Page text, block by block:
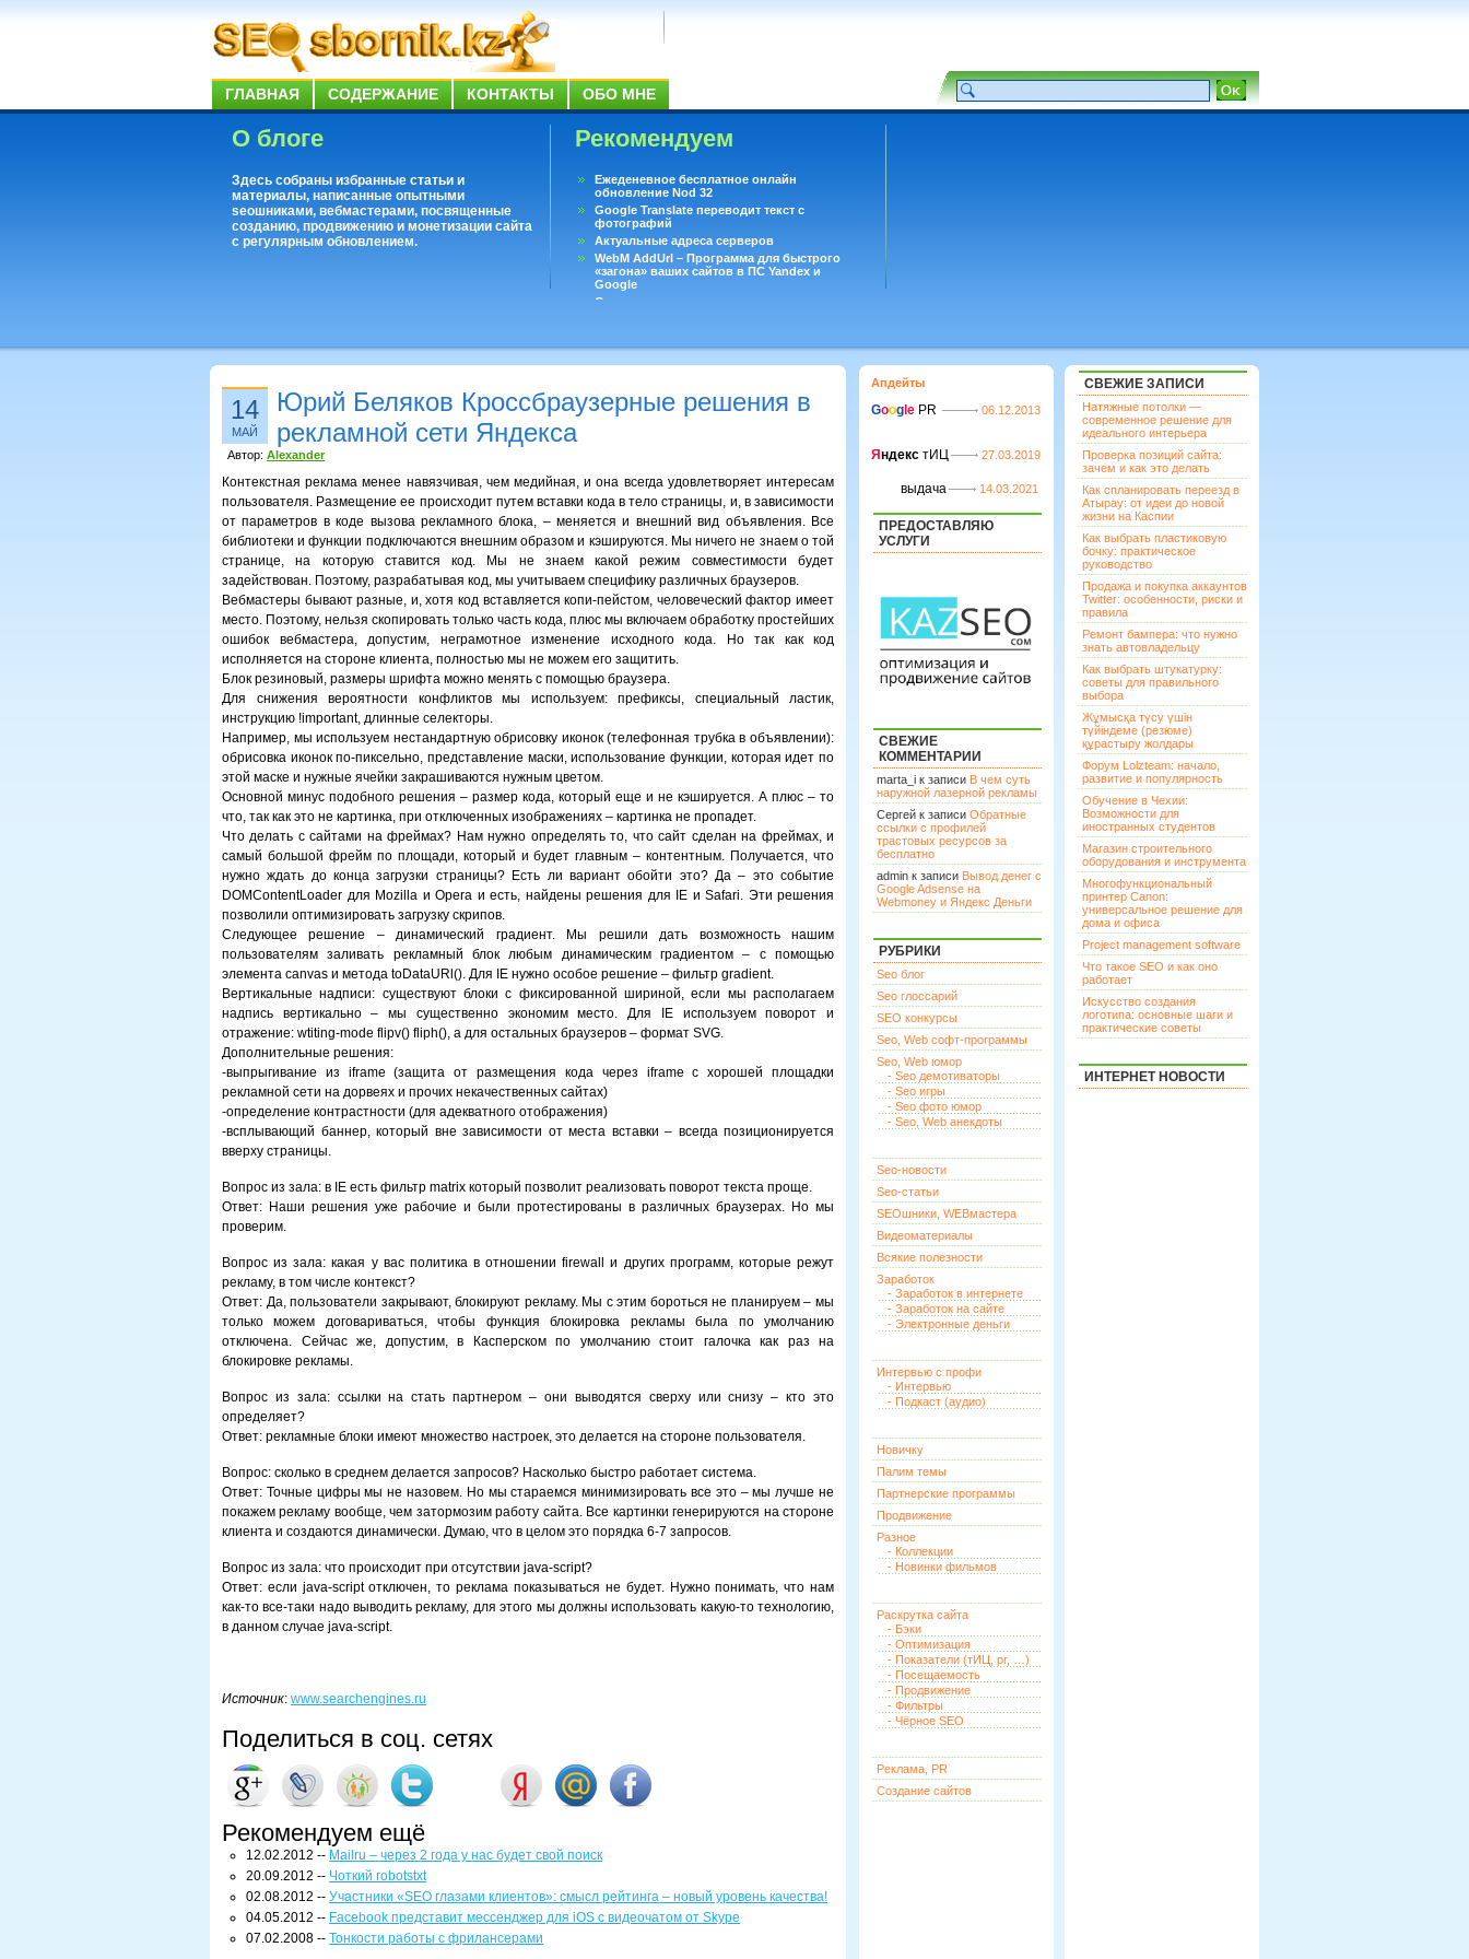
ГЛАВНАЯ СОДЕРЖАНИЕ КОНТАКТЫ ОБО МНЕ
О блоге
Здесь собраны избранные статьи и
материалы, написанные опытными
seoшниками, вебмастерами, посвященные
созданию, продвижению и монетизации сайта
с регулярным обновлением.
Рекомендуем
Ежеденевное бесплатное онлайн
обновление Nod 32
Google Translate переводит текст с
фотографий
Актуальные адреса серверов
WebM AddUrl – Программа для быстрого
«загона» ваших сайтов в ПС Yandex и
Google
Существует вопросы, на которые не может
14
МАЙ
Юрий Беляков Кроссбраузерные решения в
рекламной сети Яндекса
Автор: Alexander
Контекстная реклама менее навязчивая, чем медийная, и она всегда удовлетворяет интересам
пользователя. Размещение ее происходит путем вставки кода в тело страницы, и, в зависимости
от параметров в коде вызова рекламного блока, – меняется и внешний вид объявления. Все
библиотеки и функции подключаются внешним образом и кэшируются. Мы ничего не знаем о той
странице, на которую ставится код. Мы не знаем какой режим совместимости будет
задействован. Поэтому, разрабатывая код, мы учитываем специфику различных браузеров.
Вебмастеры бывают разные, и, хотя код вставляется копи-пейстом, человеческий фактор имеет
место. Поэтому, нельзя скопировать только часть кода, плюс мы включаем обработку простейших
ошибок вебмастера, допустим, неграмотное изменение исходного кода. Но так как код
исполняется на стороне клиента, полностью мы не можем его защитить.
Блок резиновый, размеры шрифта можно менять с помощью браузера.
Для снижения вероятности конфликтов мы используем: префиксы, специальный ластик,
инструкцию !important, длинные селекторы.
Например, мы используем нестандартную обрисовку иконок (телефонная трубка в объявлении):
обрисовка иконок по-пиксельно, представление маски, использование функции, которая идет по
этой маске и нужные ячейки закрашиваются нужным цветом.
Основной минус подобного решения – размер кода, который еще и не кэшируется. А плюс – то
что, так как это не картинка, при отключенных изображениях – картинка не пропадет.
Что делать с сайтами на фреймах? Нам нужно определять то, что сайт сделан на фреймах, и
самый большой фрейм по площади, который и будет главным – контентным. Получается, что
нужно ждать до конца загрузки страницы? Есть ли вариант обойти это? Да – это событие
DOMContentLoader для Mozilla и Opera и есть, найдены решения для IE и Safari. Эти решения
позволили оптимизировать загрузку скрипов.
Следующее решение – динамический градиент. Мы решили дать возможность нашим
пользователям заливать рекламный блок любым динамическим градиентом – с помощью
элемента canvas и метода toDataURl(). Для IE нужно особое решение – фильтр gradient.
Вертикальные надписи: существуют блоки с фиксированной шириной, если мы располагаем
надпись вертикально – мы существенно экономим место. Для IE используем поворот и
отражение: wtiting-mode flipv() fliph(), а для остальных браузеров – формат SVG.
Дополнительные решения:
-выпрыгивание из iframe (защита от размещения кода через iframe с хорошей площадки
рекламной сети на дорвеях и прочих некачественных сайтах)
-определение контрастности (для адекватного отображения)
-всплывающий баннер, который вне зависимости от места вставки – всегда позиционируется
вверху страницы.
Вопрос из зала: в IE есть фильтр matrix который позволит реализовать поворот текста проще.
Ответ: Наши решения уже рабочие и были протестированы в различных браузерах. Но мы
проверим.
Вопрос из зала: какая у вас политика в отношении firewall и других программ, которые режут
рекламу, в том числе контекст?
Ответ: Да, пользователи закрывают, блокируют рекламу. Мы с этим бороться не планируем – мы
только можем договариваться, чтобы функция блокировка рекламы была по умолчанию
отключена. Сейчас же, допустим, в Касперском по умолчанию стоит галочка как раз на
блокировке рекламы.
Вопрос из зала: ссылки на стать партнером – они выводятся сверху или снизу – кто это
определяет?
Ответ: рекламные блоки имеют множество настроек, это делается на стороне пользователя.
Вопрос: сколько в среднем делается запросов? Насколько быстро работает система.
Ответ: Точные цифры мы не назовем. Но мы стараемся минимизировать все это – мы лучше не
покажем рекламу вообще, чем затормозим работу сайта. Все картинки генерируются на стороне
клиента и создаются динамически. Думаю, что в целом это порядка 6-7 запросов.
Вопрос из зала: что происходит при отсутствии java-script?
Ответ: если java-script отключен, то реклама показываться не будет. Нужно понимать, что нам
как-то все-таки надо выводить рекламу, для этого мы должны использовать какую-то технологию,
в данном случае java-script.
Источник: www.searchengines.ru
Поделиться в соц. сетях
Рекомендуем ещё
12.02.2012 -- Mailru – через 2 года у нас будет свой поиск
20.09.2012 -- Чоткий robotstxt
02.08.2012 -- Участники «SEO глазами клиентов»: смысл рейтинга – новый уровень качества!
04.05.2012 -- Facebook представит мессенджер для iOS с видеочатом от Skype
07.02.2008 -- Тонкости работы с фрилансерами
Апдейты
Goog le PR 06.12.2013
Я ндекс тИЦ 27.03.2019
выдача 14.03.2021
ПРЕДОСТАВЛЯЮ
УСЛУГИ
СВЕЖИЕ
КОММЕНТАРИИ
marta_i к записи В чем суть
наружной лазерной рекламы
Сергей к записи Обратные
ссылки с профилей
трастовых ресурсов за
бесплатно
admin к записи Вывод денег с
Google Adsense на
Webmoney и Яндекс Деньги
РУБРИКИ
Seo блог
Seo глоссарий
SEO конкурсы
Seo, Web софт-программы
Seo, Web юмор
- Seo демотиваторы
- Seo игры
- Seo фото юмор
- Seo, Web анекдоты
Seo-новости
Seo-статьи
SEOшники, WEBмастера
Видеоматериалы
Всякие полезности
Заработок
- Заработок в интернете
- Заработок на сайте
- Электронные деньги
Интервью с профи
- Интервью
- Подкаст (аудио)
Новичку
Палим темы
Партнерские программы
Продвижение
Разное
- Коллекции
- Новинки фильмов
Раскрутка сайта
- Бэки
- Оптимизация
- Показатели (тИЦ, pr, …)
- Посещаемость
- Продвижение
- Фильтры
- Чёрное SEO
Реклама, PR
Создание сайтов
СВЕЖИЕ ЗАПИСИ
Натяжные потолки —
современное решение для
идеального интерьера
Проверка позиций сайта:
зачем и как это делать
Как спланировать переезд в
Атырау: от идеи до новой
жизни на Каспии
Как выбрать пластиковую
бочку: практическое
руководство
Продажа и покупка аккаунтов
Twitter: особенности, риски и
правила
Ремонт бампера: что нужно
знать автовладельцу
Как выбрать штукатурку:
советы для правильного
выбора
Жұмысқа түсу үшін
түйіндеме (резюме)
құрастыру жолдары
Форум Lolzteam: начало,
развитие и популярность
Обучение в Чехии:
Возможности для
иностранных студентов
Магазин строительного
оборудования и инструмента
Многофункциональный
принтер Canon:
универсальное решение для
дома и офиса
Project management software
Что такое SEO и как оно
работает
Искусство создания
логотипа: основные шаги и
практические советы
ИНТЕРНЕТ НОВОСТИ